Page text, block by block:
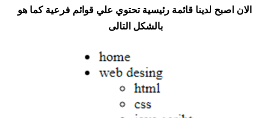
الان اصبح لدينا قائمة رئيسية تحتوي علي قوائم فرعية كما هو
بالشكل التالى